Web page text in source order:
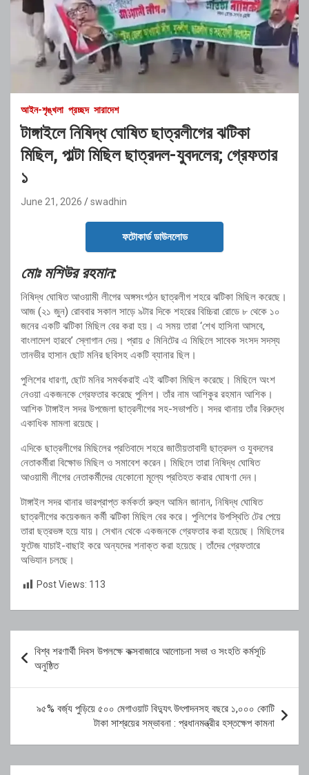
আইন-শৃঙ্খলা প্রচ্ছদ সারাদেশ
টাঙ্গাইলে নিষিদ্ধ ঘোষিত ছাত্রলীগের ঝটিকা
মিছিল, পাল্টা মিছিল ছাত্রদল-যুবদলের; গ্রেফতার
১
June 21, 2026 swadhin
ফটোকার্ড ডাউনলোড
মোঃ মশিউর রহমান:
নিষিদ্ধ ঘোষিত আওয়ামী লীগের অঙ্গসংগঠন ছাত্রলীগ শহরে ঝটিকা মিছিল করেছে।
আজ (২১ জুন) রোববার সকাল সাড়ে ৯টার দিকে শহরের বিচ্চিরা রোডে ৮ থেকে ১০
জনের একটি ঝটিকা মিছিল বের করা হয়। এ সময় তারা ‘শেখ হাসিনা আসবে,
বাংলাদেশ হারবে’ স্লোগান দেয়। প্রায় ৫ মিনিটের এ মিছিলে সাবেক সংসদ সদস্য
তানভীর হাসান ছোট মনির ছবিসহ একটি ব্যানার ছিল।
পুলিশের ধারণা, ছোট মনির সমর্থকরাই এই ঝটিকা মিছিল করেছে। মিছিলে অংশ
নেওয়া একজনকে গ্রেফতার করেছে পুলিশ। তাঁর নাম আশিকুর রহমান আশিক।
আশিক টাঙ্গাইল সদর উপজেলা ছাত্রলীগের সহ-সভাপতি। সদর থানায় তাঁর বিরুদ্ধে
একাধিক মামলা রয়েছে।
এদিকে ছাত্রলীগের মিছিলের প্রতিবাদে শহরে জাতীয়তাবাদী ছাত্রদল ও যুবদলের
নেতাকর্মীরা বিক্ষোভ মিছিল ও সমাবেশ করেন। মিছিলে তারা নিষিদ্ধ ঘোষিত
আওয়ামী লীগের নেতাকর্মীদের যেকোনো মূল্যে প্রতিহত করার ঘোষণা দেন।
টাঙ্গাইল সদর থানার ভারপ্রাপ্ত কর্মকর্তা রুহুল আমিন জানান, নিষিদ্ধ ঘোষিত
ছাত্রলীগের কয়েকজন কর্মী ঝটিকা মিছিল বের করে। পুলিশের উপস্থিতি টের পেয়ে
তারা ছত্রভঙ্গ হয়ে যায়। সেখান থেকে একজনকে গ্রেফতার করা হয়েছে। মিছিলের
ফুটেজ যাচাই-বাছাই করে অন্যদের শনাক্ত করা হয়েছে। তাঁদের গ্রেফতারে
অভিযান চলছে।
Post Views: 113
navigation
বিশ্ব শরণার্থী দিবস উপলক্ষে কক্সবাজারে আলোচনা সভা ও সংহতি কর্মসূচি
অনুষ্ঠিত
৯৫% বর্জ্য পুড়িয়ে ৫০০ মেগাওয়াট বিদ্যুৎ উৎপাদনসহ বছরে ১,০০০ কোটি
টাকা সাশ্রয়ের সম্ভাবনা : প্রধানমন্ত্রীর হস্তক্ষেপ কামনা